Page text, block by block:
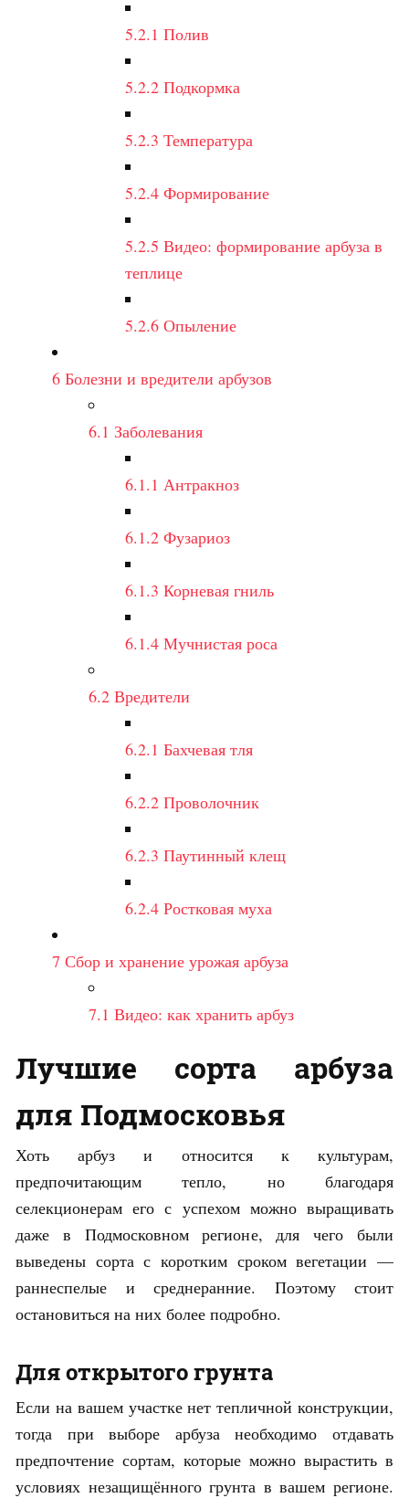
5.2.1 Полив
5.2.2 Подкормка
5.2.3 Температура
5.2.4 Формирование
5.2.5 Видео: формирование арбуза в
теплице
5.2.6 Опыление
6 Болезни и вредители арбузов
6.1 Заболевания
6.1.1 Антракноз
6.1.2 Фузариоз
6.1.3 Корневая гниль
6.1.4 Мучнистая роса
6.2 Вредители
6.2.1 Бахчевая тля
6.2.2 Проволочник
6.2.3 Паутинный клещ
6.2.4 Ростковая муха
7 Сбор и хранение урожая арбуза
7.1 Видео: как хранить арбуз
Лучшие сорта арбуза
для Подмосковья
Хоть арбуз и относится к культурам,
предпочитающим тепло, но благодаря
селекционерам его с успехом можно выращивать
даже в Подмосковном регионе, для чего были
выведены сорта с коротким сроком вегетации —
раннеспелые и среднеранние. Поэтому стоит
остановиться на них более подробно.
Для открытого грунта
Если на вашем участке нет тепличной конструкции,
тогда при выборе арбуза необходимо отдавать
предпочтение сортам, которые можно вырастить в
условиях незащищённого грунта в вашем регионе.